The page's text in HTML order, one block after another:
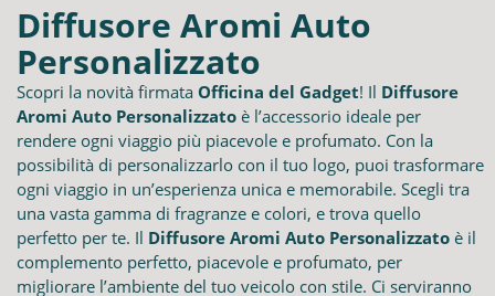
Diffusore Aromi Auto
Personalizzato
Scopri la novità firmata Officina del Gadget! Il Diffusore
Aromi Auto Personalizzato è l’accessorio ideale per
rendere ogni viaggio più piacevole e profumato. Con la
possibilità di personalizzarlo con il tuo logo, puoi trasformare
ogni viaggio in un’esperienza unica e memorabile. Scegli tra
una vasta gamma di fragranze e colori, e trova quello
perfetto per te. Il Diffusore Aromi Auto Personalizzato è il
complemento perfetto, piacevole e profumato, per
migliorare l’ambiente del tuo veicolo con stile. Ci serviranno